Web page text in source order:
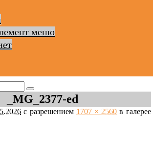
меню
_MG_2377-ed
с разрешением 1707 × 2560 в галерее